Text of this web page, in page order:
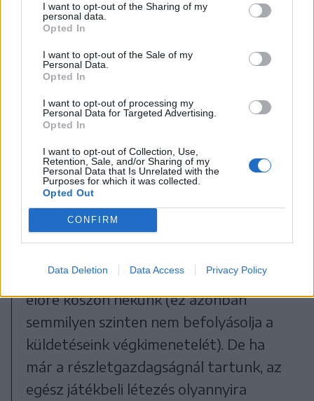
I want to opt-out of the Sharing of my
personal data.
Opted In
I want to opt-out of the Sale of my
Personal Data.
Opted In
I want to opt-out of processing my
Personal Data for Targeted Advertising.
Opted In
I want to opt-out of Collection, Use,
Retention, Sale, and/or Sharing of my
Personal Data that Is Unrelated with the
Purposes for which it was collected.
Opted Out
CONFIRM
Data Deletion Data Access Privacy Policy
FOTÓ: ROCKSTAR GAMES
Ráadásként az sem mindegy, hogy
nézünk ki: ha mocskosak, büdösek,
elhanyagoltak vagyunk, adott esetben
azt is szóvá teszik az NPC-k, de ha épp
képzeletbeli Saint Denis utcáin, lesz, aki
előre köszön nekünk (ez azonban
semmilyen szinten nem befolyásolja a
küldetéseink végkimenetelét). De ha
már a részletgazdagságnál tartunk, az
egész játékbeli létezés olyannyira